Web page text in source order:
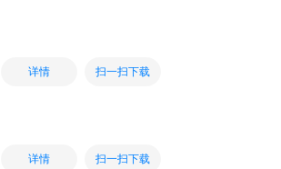
详情 扫一扫下载
详情 扫一扫下载